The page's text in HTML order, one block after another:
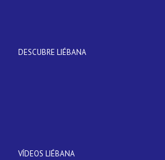
DESCUBRE LIÉBANA
VÍDEOS LIÉBANA